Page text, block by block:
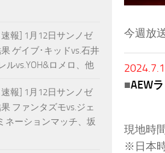
今週放
■AEW
現地時
※日本
報] 1月12日サンノゼ
ゲイブ･キッドvs.石井
ルvs.YOH&ロメロ、他
報] 1月12日サンノゼ
ファンタズモvs.ジェ
ネーションマッチ、坂